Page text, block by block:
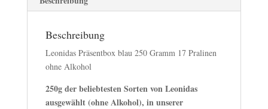
Beschreibung
Leonidas Präsentbox blau 250 Gramm 17 Pralinen
ohne Alkohol
250g der beliebtesten Sorten von Leonidas
ausgewählt (ohne Alkohol), in unserer